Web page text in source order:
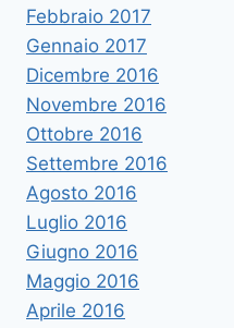
Febbraio 2017
Gennaio 2017
Dicembre 2016
Novembre 2016
Ottobre 2016
Settembre 2016
Agosto 2016
Luglio 2016
Giugno 2016
Maggio 2016
Aprile 2016